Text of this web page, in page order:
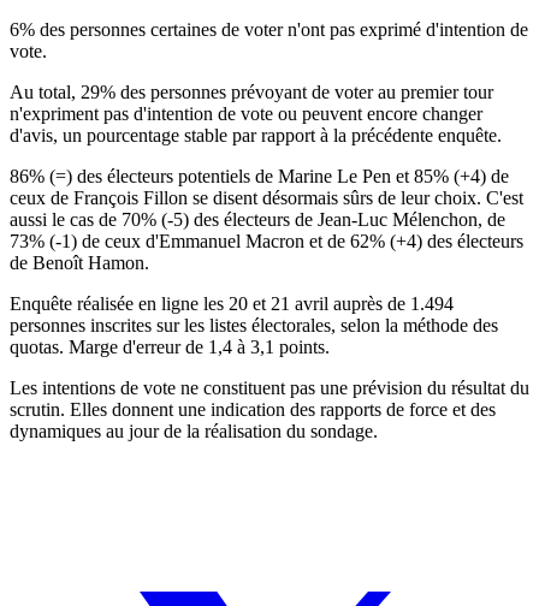
6% des personnes certaines de voter n'ont pas exprimé d'intention de
vote.
Au total, 29% des personnes prévoyant de voter au premier tour
n'expriment pas d'intention de vote ou peuvent encore changer
d'avis, un pourcentage stable par rapport à la précédente enquête.
86% (=) des électeurs potentiels de Marine Le Pen et 85% (+4) de
ceux de François Fillon se disent désormais sûrs de leur choix. C'est
aussi le cas de 70% (-5) des électeurs de Jean-Luc Mélenchon, de
73% (-1) de ceux d'Emmanuel Macron et de 62% (+4) des électeurs
de Benoît Hamon.
Enquête réalisée en ligne les 20 et 21 avril auprès de 1.494
personnes inscrites sur les listes électorales, selon la méthode des
quotas. Marge d'erreur de 1,4 à 3,1 points.
Les intentions de vote ne constituent pas une prévision du résultat du
scrutin. Elles donnent une indication des rapports de force et des
dynamiques au jour de la réalisation du sondage.